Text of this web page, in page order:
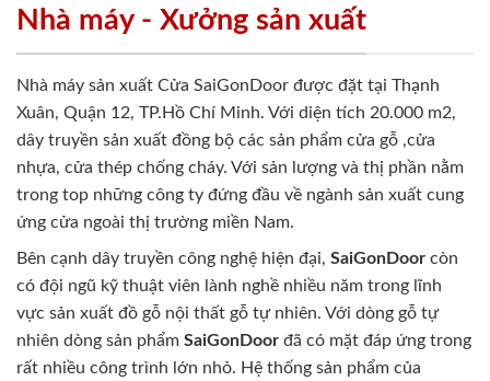
Nhà máy - Xưởng sản xuất
Nhà máy sản xuất Cửa SaiGonDoor được đặt tại Thạnh
Xuân, Quận 12, TP.Hồ Chí Minh. Với diện tích 20.000 m2,
dây truyền sản xuất đồng bộ các sản phẩm cửa gỗ ,cửa
nhựa, cửa thép chống cháy. Với sản lượng và thị phần nằm
trong top những công ty đứng đầu về ngành sản xuất cung
ứng cửa ngoài thị trường miền Nam.
Bên cạnh dây truyền công nghệ hiện đại, SaiGonDoor còn
có đội ngũ kỹ thuật viên lành nghề nhiều năm trong lĩnh
vực sản xuất đồ gỗ nội thất gỗ tự nhiên. Với dòng gỗ tự
nhiên dòng sản phẩm SaiGonDoor đã có mặt đáp ứng trong
rất nhiều công trình lớn nhỏ. Hệ thống sản phẩm của